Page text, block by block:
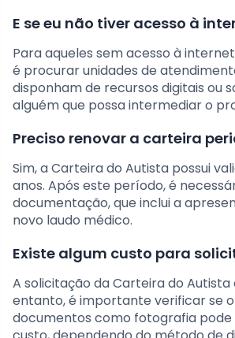
E se eu não tiver acesso à
Para aqueles sem acesso à
é procurar unidades de
disponham de recursos digitais ou
alguém que possa intermediar o
Preciso renovar a carteira
Sim, a Carteira do Autista possui
anos. Após este período, é
documentação, que inclui a
novo laudo médico.
Existe algum custo para
A solicitação da Carteira do Autista
entanto, é importante verificar se
documentos como fotografia